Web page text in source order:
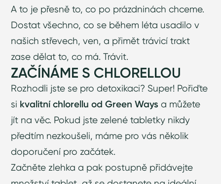
A to je přesně to, co po prázdninách chceme.
Dostat všechno, co se během léta usadilo v
našich střevech, ven, a přimět trávicí trakt
zase dělat to, co má. Trávit.
ZAČÍNÁME S CHLORELLOU
Rozhodli jste se pro detoxikaci? Super! Pořiďte
si kvalitní chlorellu od Green Ways a můžete
jít na věc. Pokud jste zelené tabletky nikdy
předtím nezkoušeli, máme pro vás několik
doporučení pro začátek.
Začněte zlehka a pak postupně přidávejte